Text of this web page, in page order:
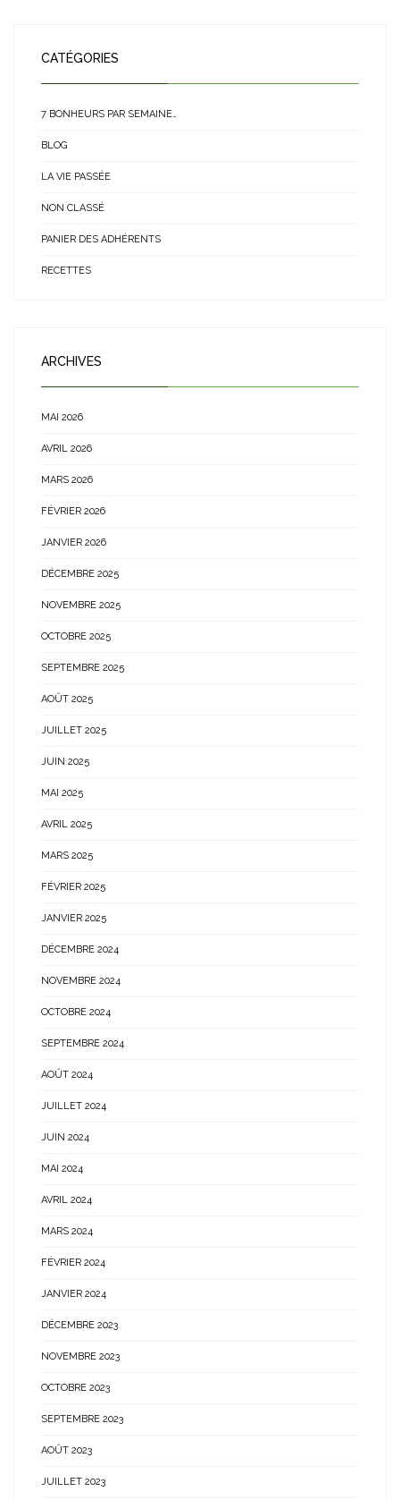
CATÉGORIES
7 BONHEURS PAR SEMAINE…
BLOG
LA VIE PASSÉE
NON CLASSÉ
PANIER DES ADHÉRENTS
RECETTES
ARCHIVES
MAI 2026
AVRIL 2026
MARS 2026
FÉVRIER 2026
JANVIER 2026
DÉCEMBRE 2025
NOVEMBRE 2025
OCTOBRE 2025
SEPTEMBRE 2025
AOÛT 2025
JUILLET 2025
JUIN 2025
MAI 2025
AVRIL 2025
MARS 2025
FÉVRIER 2025
JANVIER 2025
DÉCEMBRE 2024
NOVEMBRE 2024
OCTOBRE 2024
SEPTEMBRE 2024
AOÛT 2024
JUILLET 2024
JUIN 2024
MAI 2024
AVRIL 2024
MARS 2024
FÉVRIER 2024
JANVIER 2024
DÉCEMBRE 2023
NOVEMBRE 2023
OCTOBRE 2023
SEPTEMBRE 2023
AOÛT 2023
JUILLET 2023